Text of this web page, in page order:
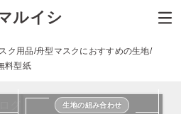
ルイシ
ク用品 舟型マスクにおすすめの生地
料型紙
生地の組み合わせ